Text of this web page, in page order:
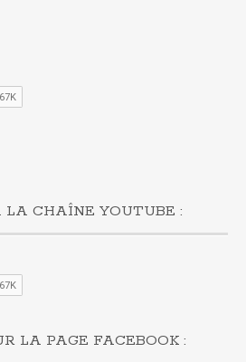
LA CHAÎNE YOUTUBE :
LA PAGE FACEBOOK :